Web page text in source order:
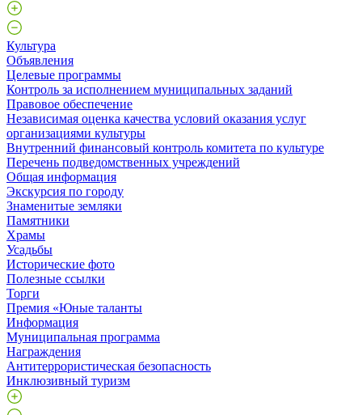
Культура
Объявления
Целевые программы
Контроль за исполнением муниципальных заданий
Правовое обеспечение
Независимая оценка качества условий оказания услуг
организациями культуры
Внутренний финансовый контроль комитета по культуре
Перечень подведомственных учреждений
Общая информация
Экскурсия по городу
Знаменитые земляки
Памятники
Храмы
Усадьбы
Исторические фото
Полезные ссылки
Торги
Премия «Юные таланты
Информация
Муниципальная программа
Награждения
Антитеррористическая безопасность
Инклюзивный туризм